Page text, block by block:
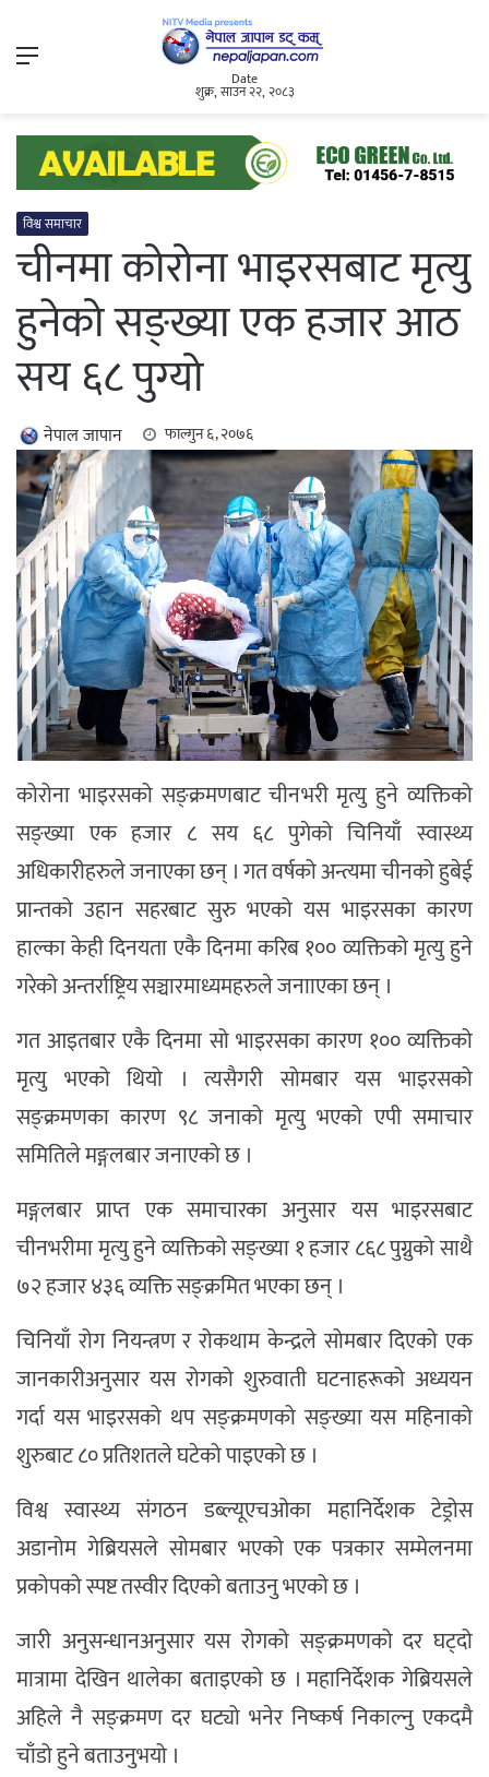
Menu
Date
शुक्र, साउन २२, २०८३
विश्व समाचार
चीनमा कोरोना भाइरसबाट मृत्यु
हुनेको सङ्ख्या एक हजार आठ
सय ६८ पुग्यो
नेपाल जापान फाल्गुन ६, २०७६
कोरोना भाइरसको सङ्क्रमणबाट चीनभरी मृत्यु हुने व्यक्तिको
सङ्ख्या एक हजार ८ सय ६८ पुगेको चिनियाँ स्वास्थ्य
अधिकारीहरुले जनाएका छन् । गत वर्षको अन्त्यमा चीनको हुबेई
प्रान्तको उहान सहरबाट सुरु भएको यस भाइरसका कारण
हाल्का केही दिनयता एकै दिनमा करिब १०० व्यक्तिको मृत्यु हुने
गरेको अन्तर्राष्ट्रिय सञ्चारमाध्यमहरुले जनााएका छन् ।
गत आइतबार एकै दिनमा सो भाइरसका कारण १०० व्यक्तिको
मृत्यु भएको थियो । त्यसैगरी सोमबार यस भाइरसको
सङ्क्रमणका कारण ९८ जनाको मृत्यु भएको एपी समाचार
समितिले मङ्गलबार जनाएको छ ।
मङ्गलबार प्राप्त एक समाचारका अनुसार यस भाइरसबाट
चीनभरीमा मृत्यु हुने व्यक्तिको सङ्ख्या १ हजार ८६८ पुग्नुको साथै
७२ हजार ४३६ व्यक्ति सङ्क्रमित भएका छन् ।
चिनियाँ रोग नियन्त्रण र रोकथाम केन्द्रले सोमबार दिएको एक
जानकारीअनुसार यस रोगको शुरुवाती घटनाहरूको अध्ययन
गर्दा यस भाइरसको थप सङ्क्रमणको सङ्ख्या यस महिनाको
शुरुबाट ८० प्रतिशतले घटेको पाइएको छ ।
विश्व स्वास्थ्य संगठन डब्ल्यूएचओका महानिर्देशक टेड्रोस
अडानोम गेब्रियसले सोमबार भएको एक पत्रकार सम्मेलनमा
प्रकोपको स्पष्ट तस्वीर दिएको बताउनु भएको छ ।
जारी अनुसन्धानअनुसार यस रोगको सङ्क्रमणको दर घट्दो
मात्रामा देखिन थालेका बताइएको छ । महानिर्देशक गेब्रियसले
अहिले नै सङ्क्रमण दर घट्यो भनेर निष्कर्ष निकाल्नु एकदमै
चाँडो हुने बताउनुभयो ।